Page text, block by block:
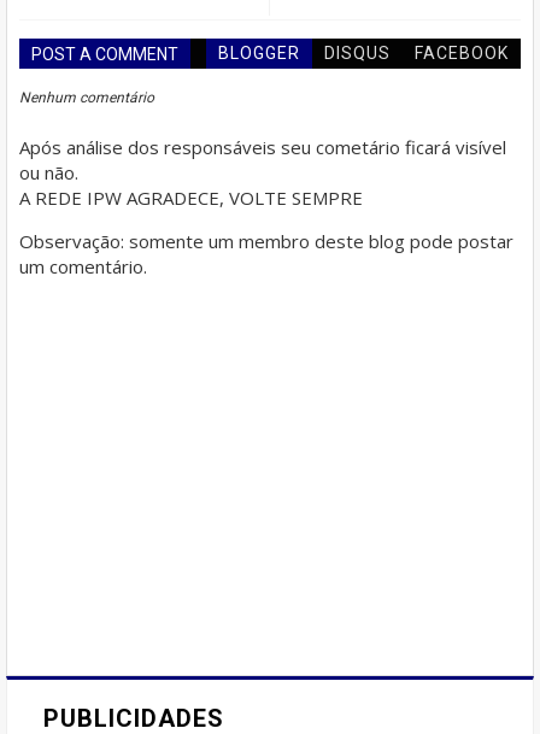
POST A COMMENT BLOGGER DISQUS FACEBOOK
Nenhum comentário
Após análise dos responsáveis seu cometário ficará visível
ou não.
A REDE IPW AGRADECE, VOLTE SEMPRE
Observação: somente um membro deste blog pode postar
um comentário.
PUBLICIDADES